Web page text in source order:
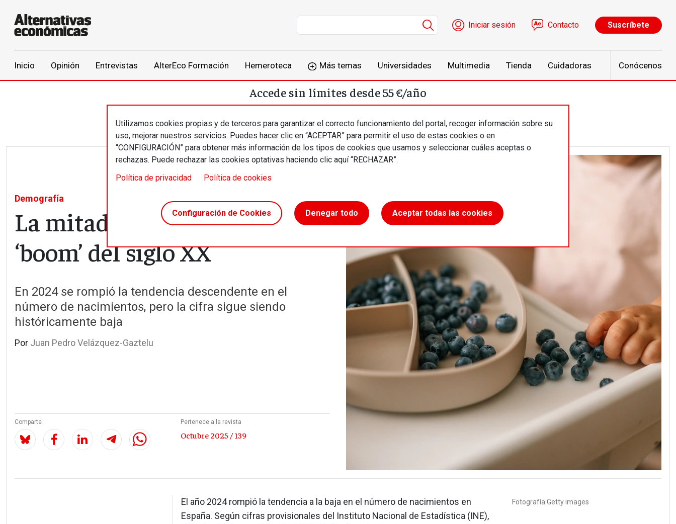
Menú de cuenta de usuario
Iniciar sesión Contacto Suscríbete
Inicio Opinión Entrevistas AlterEco Formación Hemeroteca Más temas Universidades Multimedia Tienda Cuidadoras Conócenos
Utilizamos cookies propias y de terceros para garantizar el correcto funcionamiento del portal, recoger información sobre su
uso, mejorar nuestros servicios. Puedes hacer clic en “ACEPTAR” para permitir el uso de estas cookies o en
“CONFIGURACIÓN” para obtener más información de los tipos de cookies que usamos y seleccionar cuáles aceptas o
rechazas. Puede rechazar las cookies optativas haciendo clic aquí “RECHAZAR”.
Política de privacidad
Política de cookies
Configuración de Cookies Denegar todo Aceptar todas las cookies
Accede sin límites desde 55 €/año
Demografía
La mitad de bebés que en el
‘boom’ del siglo XX
En 2024 se rompió la tendencia descendente en el
número de nacimientos, pero la cifra sigue siendo
históricamente baja
Por Juan Pedro Velázquez-Gaztelu
Comparte Pertenece a la revista
Octubre 2025 / 139
Fotografía Getty images
El año 2024 rompió la tendencia a la baja en el número de nacimientos en
España. Según cifras provisionales del Instituto Nacional de Estadística (INE),